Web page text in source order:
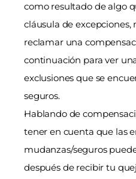
como resultado de algo
cláusula de excepciones,
reclamar una
continuación para ver
exclusiones que se
seguros.
Hablando de
tener en cuenta que las
mudanzas/seguros
después de recibir tu